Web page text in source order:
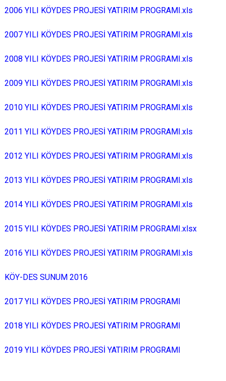
2006 YILI KÖYDES PROJESİ YATIRIM PROGRAMI.xls
2007 YILI KÖYDES PROJESİ YATIRIM PROGRAMI.xls
2008 YILI KÖYDES PROJESİ YATIRIM PROGRAMI.xls
2009 YILI KÖYDES PROJESİ YATIRIM PROGRAMI.xls
2010 YILI KÖYDES PROJESİ YATIRIM PROGRAMI.xls
2011 YILI KÖYDES PROJESİ YATIRIM PROGRAMI.xls
2012 YILI KÖYDES PROJESİ YATIRIM PROGRAMI.xls
2013 YILI KÖYDES PROJESİ YATIRIM PROGRAMI.xls
2014 YILI KÖYDES PROJESİ YATIRIM PROGRAMI.xls
2015 YILI KÖYDES PROJESİ YATIRIM PROGRAMI.xlsx
2016 YILI KÖYDES PROJESİ YATIRIM PROGRAMI.xls
KÖY-DES SUNUM 2016
2017 YILI KÖYDES PROJESİ YATIRIM PROGRAMI
2018 YILI KÖYDES PROJESİ YATIRIM PROGRAMI
2019 YILI KÖYDES PROJESİ YATIRIM PROGRAMI